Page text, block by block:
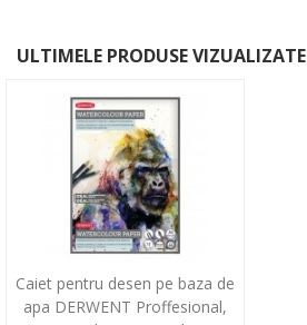
ULTIMELE PRODUSE VIZUALIZATE
Caiet pentru desen pe baza de
apa DERWENT Proffesional,